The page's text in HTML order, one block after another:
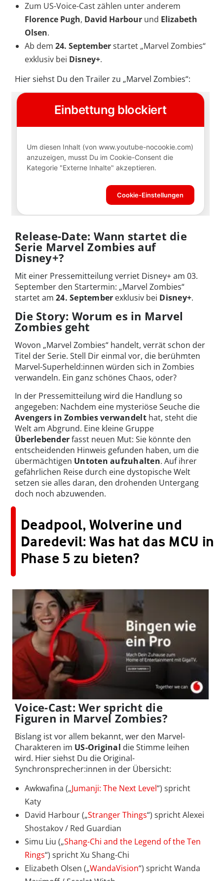
Zum US-Voice-Cast zählen unter anderem
Florence Pugh, David Harbour und Elizabeth
Olsen.
Ab dem 24. Septemberstartet „Marvel Zombies“
exklusiv bei Disney+.
Hier siehst Du den Trailer zu „Marvel Zombies“:
Release-Date: Wann startet die
Serie Marvel Zombies auf
Disney+?
Mit einer Pressemitteilung verriet Disney+ am 03.
September den Startermin: „Marvel Zombies“
startet am 24. September exklusiv bei Disney+.
Die Story: Worum es in Marvel
Zombies geht
Wovon „Marvel Zombies“ handelt, verrät schon der
Titel der Serie. Stell Dir einmal vor, die berühmten
Marvel-Superheld:innen würden sich in Zombies
verwandeln. Ein ganz schönes Chaos, oder?
In der Pressemitteilung wird die Handlung so
angegeben: Nachdem eine mysteriöse Seuche die
Avengers in Zombies verwandelthat, steht die
Welt am Abgrund. Eine kleine Gruppe
Überlebenderfasst neuen Mut: Sie könnte den
entscheidenden Hinweis gefunden haben, um die
übermächtigen Untoten aufzuhalten. Auf ihrer
gefährlichen Reise durch eine dystopische Welt
setzen sie alles daran, den drohenden Untergang
doch noch abzuwenden.
Deadpool, Wolverine und
Daredevil: Was hat das MCU in
Phase 5 zu bieten?
Voice-Cast: Wer spricht die
Figuren in Marvel Zombies?
Bislang ist vor allem bekannt, wer den Marvel-
Charakteren im US-Original die Stimme leihen
wird. Hier siehst Du die Original-
Synchronsprecher:innen in der Übersicht:
Awkwafina („Jumanji: The Next Level“) spricht
Katy
David Harbour („Stranger Things“) spricht Alexei
Shostakov / Red Guardian
Simu Liu („Shang-Chi and the Legend of the Ten
Rings“) spricht Xu Shang-Chi
Elizabeth Olsen („WandaVision“) spricht Wanda